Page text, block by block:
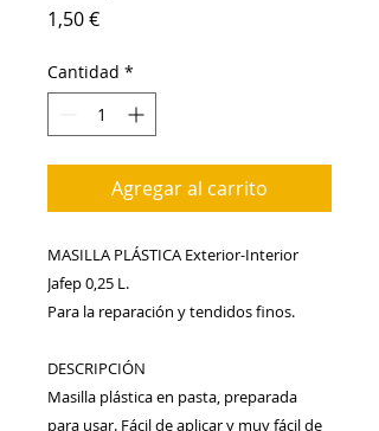
1,50 €Precio
Cantidad *
Agregar al carrito
MASILLA PLÁSTICA Exterior-Interior
Jafep 0,25 L.
Para la reparación y tendidos finos.
DESCRIPCIÓN
Masilla plástica en pasta, preparada
para usar. Fácil de aplicar y muy fácil de